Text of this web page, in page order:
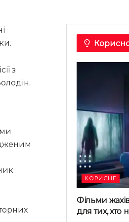
з
КОРИСНЕ
Фільми
для тих, хто